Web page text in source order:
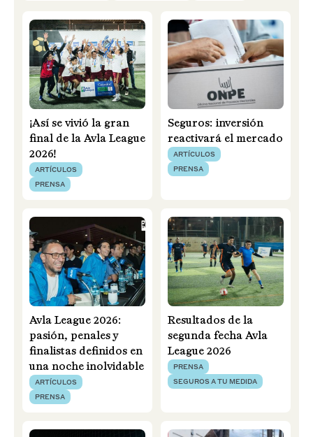
¡Así se vivió la gran
final de la Avla League
2026!
ARTÍCULOS
PRENSA
Seguros: inversión
reactivará el mercado
ARTÍCULOS
PRENSA
Avla League 2026:
pasión, penales y
finalistas definidos en
una noche inolvidable
ARTÍCULOS
PRENSA
Resultados de la
segunda fecha Avla
League 2026
PRENSA
SEGUROS A TU MEDIDA